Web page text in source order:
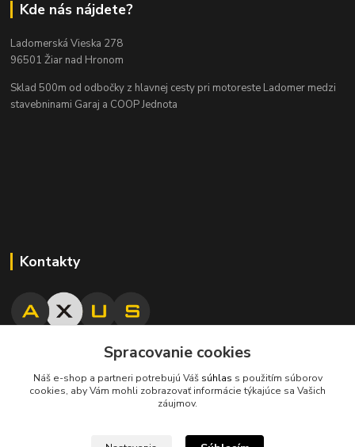
Kde nás nájdete?
Ladomerská Vieska 278
96501 Žiar nad Hronom
Sklad 500m od odbočky z hlavnej cesty pri motoreste Ladomer medzi
stavebninami Garaj a COOP Jednota
Kontakty
045/671 63 50
axuspneu@gmail.com
Spracovanie cookies
Náš e-shop a partneri potrebujú Váš súhlas s použitím súborov
cookies, aby Vám mohli zobrazovať informácie týkajúce sa Vašich
záujmov.